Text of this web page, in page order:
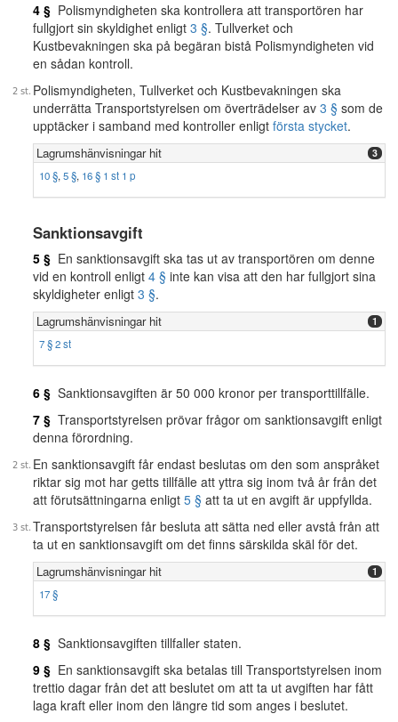
4 § Polismyndigheten ska kontrollera att transportören har
fullgjort sin skyldighet enligt 3 §. Tullverket och
Kustbevakningen ska på begäran bistå Polismyndigheten vid
en sådan kontroll.
Polismyndigheten, Tullverket och Kustbevakningen ska
underrätta Transportstyrelsen om överträdelser av 3 § som de
upptäcker i samband med kontroller enligt första stycket.
Lagrumshänvisningar hit 3
10 §, 5 §, 16 § 1 st 1 p
Sanktionsavgift
5 § En sanktionsavgift ska tas ut av transportören om denne
vid en kontroll enligt 4 § inte kan visa att den har fullgjort sina
skyldigheter enligt 3 §.
Lagrumshänvisningar hit 1
7 § 2 st
6 § Sanktionsavgiften är 50 000 kronor per transporttillfälle.
7 § Transportstyrelsen prövar frågor om sanktionsavgift enligt
denna förordning.
En sanktionsavgift får endast beslutas om den som anspråket
riktar sig mot har getts tillfälle att yttra sig inom två år från det
att förutsättningarna enligt 5 § att ta ut en avgift är uppfyllda.
Transportstyrelsen får besluta att sätta ned eller avstå från att
ta ut en sanktionsavgift om det finns särskilda skäl för det.
Lagrumshänvisningar hit 1
17 §
8 § Sanktionsavgiften tillfaller staten.
9 § En sanktionsavgift ska betalas till Transportstyrelsen inom
trettio dagar från det att beslutet om att ta ut avgiften har fått
laga kraft eller inom den längre tid som anges i beslutet.